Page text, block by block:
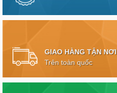
GIAO HÀNG TẬN NƠI
Trên toàn quốc